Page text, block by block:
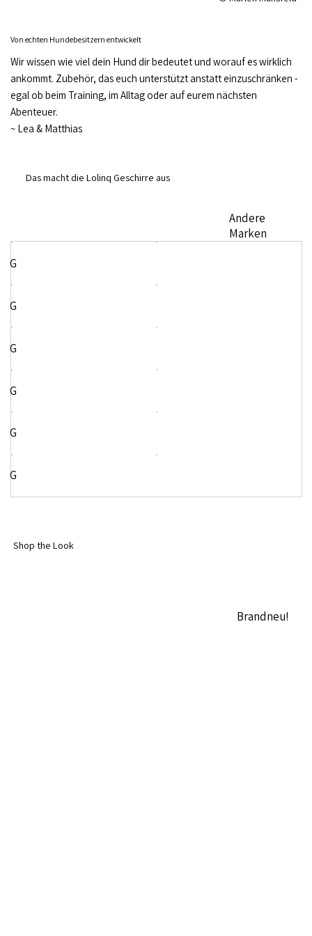
Von echten Hundebesitzern entwickelt
Wir wissen wie viel dein Hund dir bedeutet und worauf es wirklich
ankommt. Zubehör, das euch unterstützt anstatt einzuschränken -
egal ob beim Training, im Alltag oder auf eurem nächsten
Abenteuer.
~ Lea & Matthias
Das macht die Lolinq Geschirre aus
Andere
Marken
G
G
G
G
G
G
Shop the Look
Brandneu!